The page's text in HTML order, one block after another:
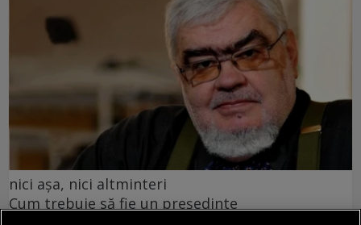
nici așa, nici altminteri
Cum trebuie să fie un președinte